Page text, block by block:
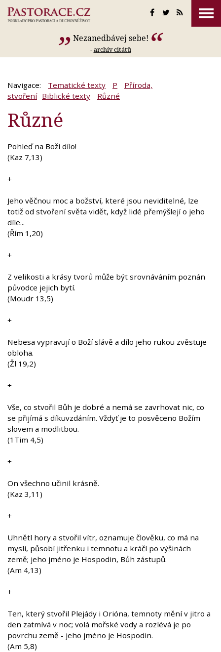
Nezanedbávej sebe!
-archív citátů
Navigace: Tematické texty P
Příroda,
stvoření Biblické texty Různé
Různé
Pohleď na Boží dílo!
(Kaz 7,13)
+
Jeho věčnou moc a božství, které jsou neviditelné, lze
totiž od stvoření světa vidět, když lidé přemýšlejí o jeho
díle...
(Řím 1,20)
+
Z velikosti a krásy tvorů může být srovnáváním poznán
původce jejich bytí.
(Moudr 13,5)
+
Nebesa vypravují o Boží slávě a dílo jeho rukou zvěstuje
obloha.
(Žl 19,2)
+
Vše, co stvořil Bůh je dobré a nemá se zavrhovat nic, co
se přijímá s díkuvzdáním. Vždyť je to posvěceno Božím
slovem a modlitbou.
(1Tim 4,5)
+
On všechno učinil krásně.
(Kaz 3,11)
+
Uhnětl hory a stvořil vítr, oznamuje člověku, co má na
mysli, působí jitřenku i temnotu a kráčí po výšinách
země; jeho jméno je Hospodin, Bůh zástupů.
(Am 4,13)
+
Ten, který stvořil Plejády i Orióna, temnoty mění v jitro a
den zatmívá v noc; volá mořské vody a rozlévá je po
povrchu země - jeho jméno je Hospodin.
(Am 5,8)